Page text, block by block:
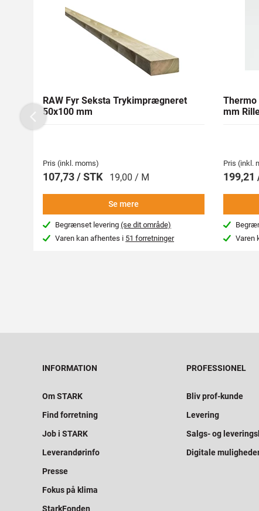
RAW Fyr Seksta Trykimprægneret
50x100 mm
Pris (inkl. moms)
107,73 / STK 19,00 / M
Se mere
Begrænset levering(se dit område)
Varen kan afhentes i 51 forretninger
mm
Pris (inkl.
199,21
Varen
Previous
INFORMATION
Om STARK
Find forretning
Job i STARK
Leverandørinfo
Presse
Fokus på klima
StarkFonden
PROFESSIONEL
Bliv prof-kunde
Levering
Salgs- og
Digitale